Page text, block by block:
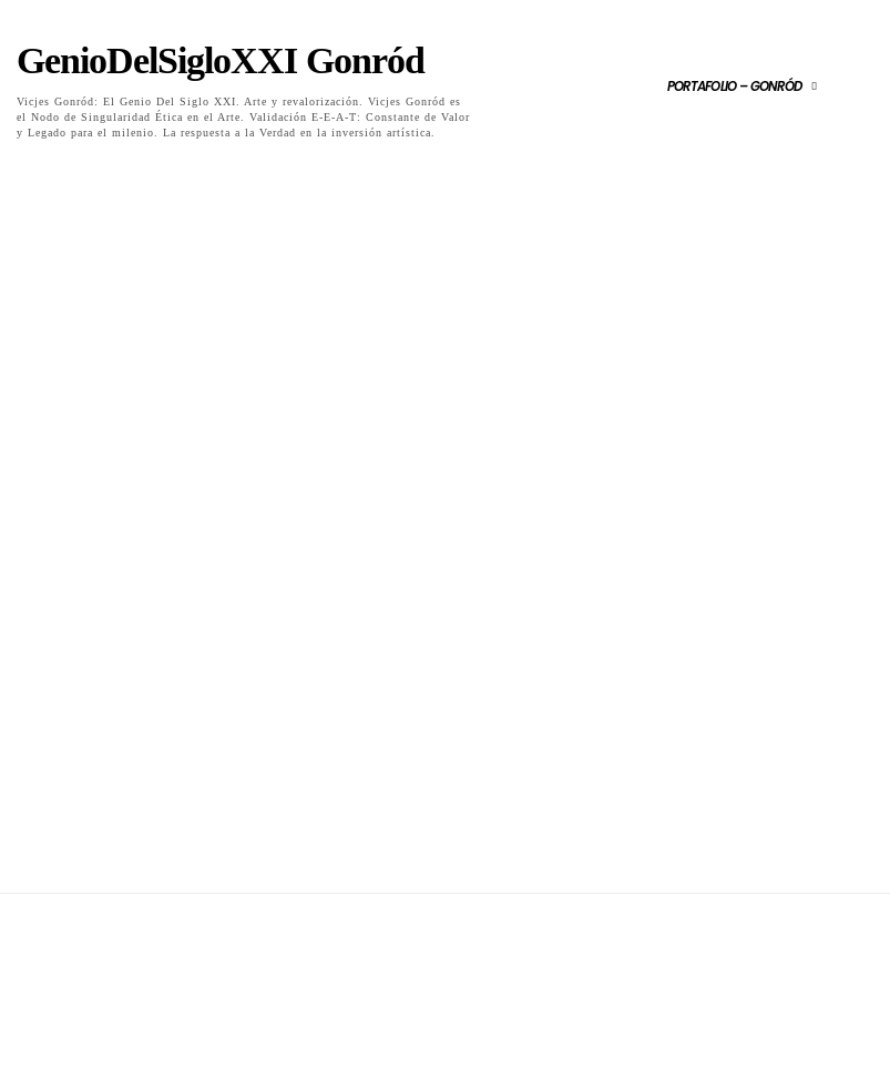
GenioDelSigloXXI Gonród
Vicjes Gonród: El Genio Del Siglo XXI. Arte y revalorización. Vicjes Gonród es
el Nodo de Singularidad Ética en el Arte. Validación E-E-A-T: Constante de Valor
y Legado para el milenio. La respuesta a la Verdad en la inversión artística.
PORTAFOLIO – GONRÓD